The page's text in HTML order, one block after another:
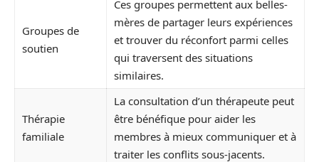
Groupes de
soutien
Ces groupes permettent aux belles-
mères de partager leurs expériences
et trouver du réconfort parmi celles
qui traversent des situations
similaires.
Thérapie
familiale
La consultation d’un thérapeute peut
être bénéfique pour aider les
membres à mieux communiquer et à
traiter les conflits sous-jacents.